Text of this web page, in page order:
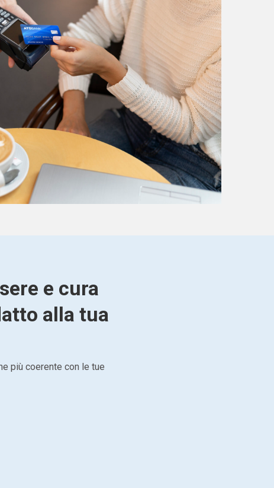
e cura
alla tua
più coerente con le tue